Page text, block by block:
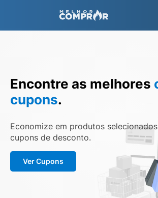
Encontre as melhores
cupons.
Economize em produtos
cupons de desconto.
Ver Cupons